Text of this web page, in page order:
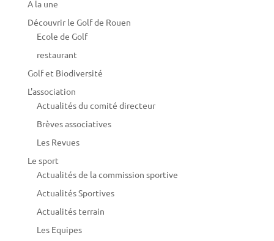
A la une
Découvrir le Golf de Rouen
Ecole de Golf
restaurant
Golf et Biodiversité
L'association
Actualités du comité directeur
Brèves associatives
Les Revues
Le sport
Actualités de la commission sportive
Actualités Sportives
Actualités terrain
Les Equipes